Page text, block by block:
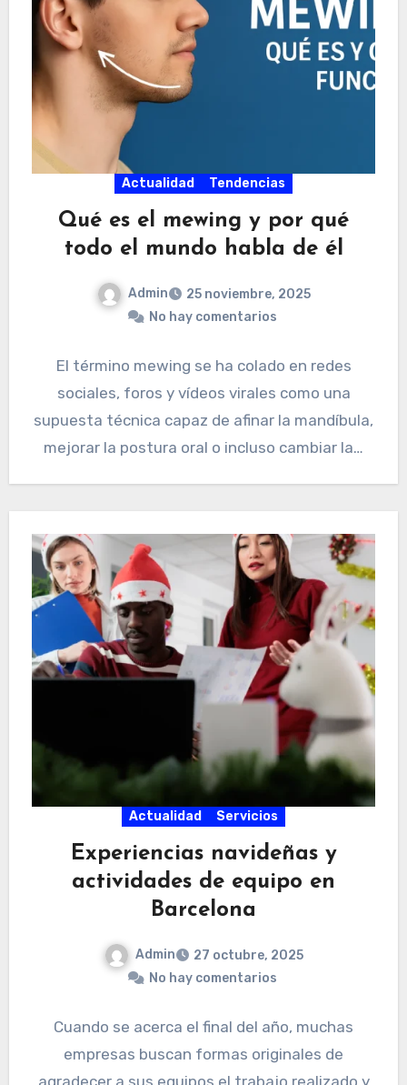
Actualidad Tendencias
Qué es el mewing y por qué
todo el mundo habla de él
Admin
25 noviembre, 2025
No hay comentarios
El término mewing se ha colado en redes
sociales, foros y vídeos virales como una
supuesta técnica capaz de afinar la mandíbula,
mejorar la postura oral o incluso cambiar la…
Actualidad Servicios
Experiencias navideñas y
actividades de equipo en
Barcelona
Admin
27 octubre, 2025
No hay comentarios
Cuando se acerca el final del año, muchas
empresas buscan formas originales de